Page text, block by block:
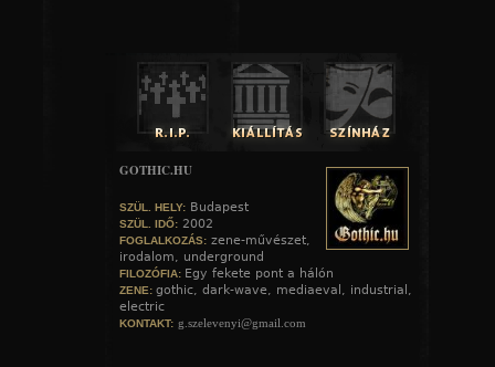
GOTHIC.HU
SZÜL. HELY: Budapest
SZÜL. IDŐ: 2002
FOGLALKOZÁS: zene-művészet,
irodalom, underground
FILOZÓFIA: Egy fekete pont a hálón
ZENE: gothic, dark-wave, mediaeval, industrial,
electric
KONTAKT: g.szelevenyi@gmail.com